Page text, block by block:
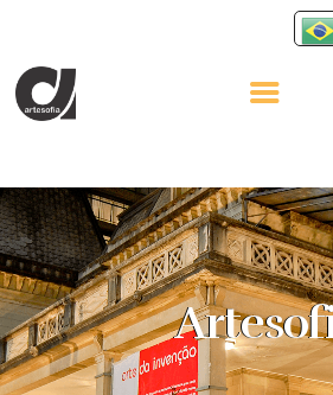
INSTITUCIONAL
CURSOS
CONTATO